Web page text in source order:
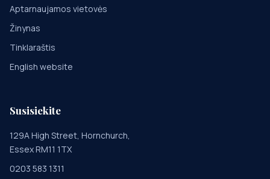
Aptarnaujamos vietovės
Žinynas
Tinklaraštis
English website
Susisiekite
129A High Street, Hornchurch,
Essex RM11 1TX
0203 583 1311